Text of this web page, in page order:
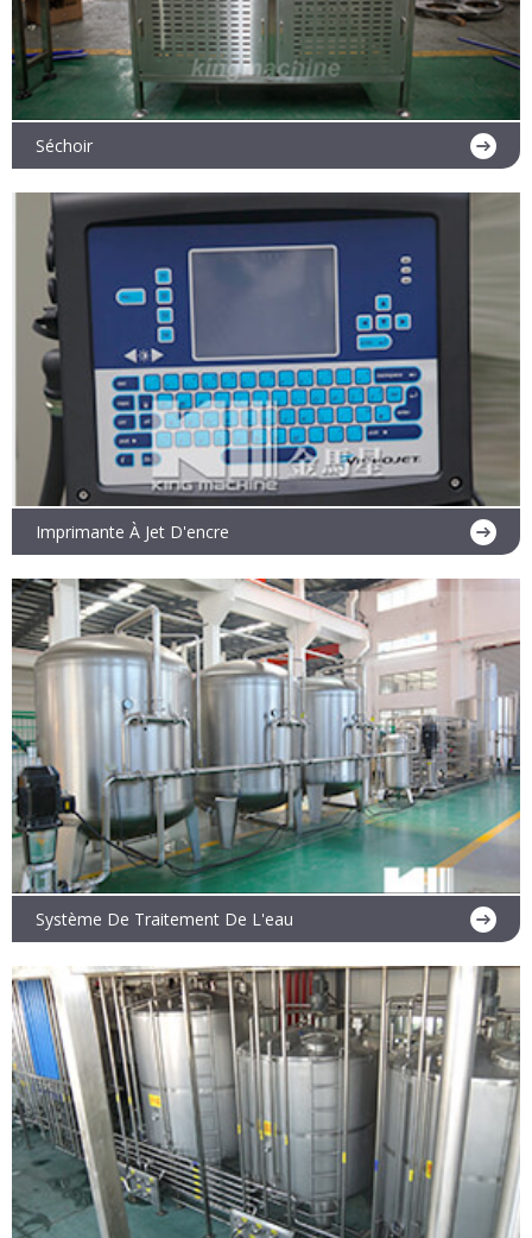
Séchoir
En savoir plus
Imprimante À Jet D'encre
En savoir plus
Système De Traitement De L'eau